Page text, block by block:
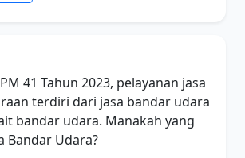
41 Tahun 2023, pelayanan jasa
terdiri dari jasa bandar udara
bandar udara. Manakah yang
Bandar Udara?